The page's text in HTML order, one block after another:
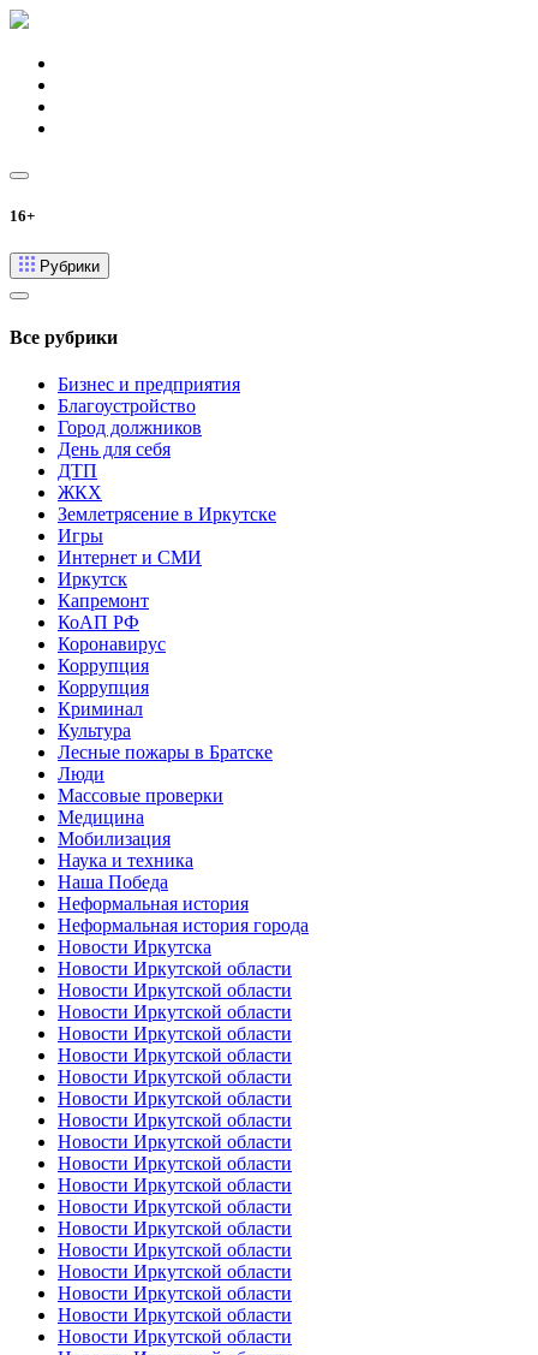
16+
Рубрики
Все рубрики
Бизнес и предприятия
Благоустройство
Город должников
День для себя
ДТП
ЖКХ
Землетрясение в Иркутске
Игры
Интернет и СМИ
Иркутск
Капремонт
КоАП РФ
Коронавирус
Коррупция
Коррупция
Криминал
Культура
Лесные пожары в Братске
Люди
Массовые проверки
Медицина
Мобилизация
Наука и техника
Наша Победа
Неформальная история
Неформальная история города
Новости Иркутска
Новости Иркутской области
Новости Иркутской области
Новости Иркутской области
Новости Иркутской области
Новости Иркутской области
Новости Иркутской области
Новости Иркутской области
Новости Иркутской области
Новости Иркутской области
Новости Иркутской области
Новости Иркутской области
Новости Иркутской области
Новости Иркутской области
Новости Иркутской области
Новости Иркутской области
Новости Иркутской области
Новости Иркутской области
Новости Иркутской области